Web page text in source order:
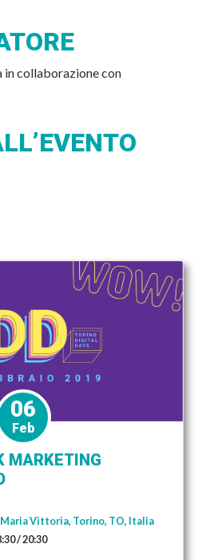
06
Feb
MARKETING
Vittoria, Torino, TO, Italia
/ 20:30
in collaborazione con